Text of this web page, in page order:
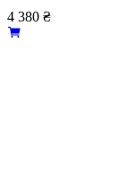
4 380 ₴